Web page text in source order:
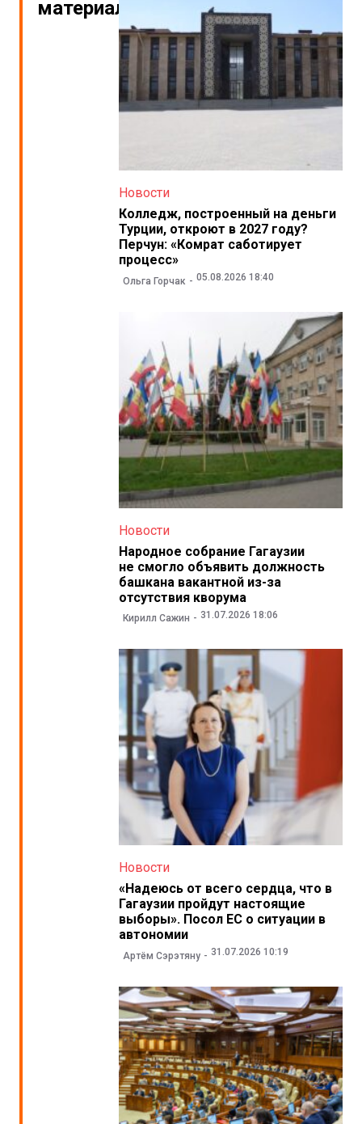
материалы
Новости
Колледж, построенный на деньги
Турции, откроют в 2027 году?
Перчун: «Комрат саботирует
процесс»
Ольга Горчак 05.08.2026 18:40
Новости
Народное собрание Гагаузии
не смогло объявить должность
башкана вакантной из-за
отсутствия кворума
Кирилл Сажин 31.07.2026 18:06
Новости
«Надеюсь от всего сердца, что в
Гагаузии пройдут настоящие
выборы». Посол ЕС о ситуации в
автономии
Артём Сэрэтяну 31.07.2026 10:19